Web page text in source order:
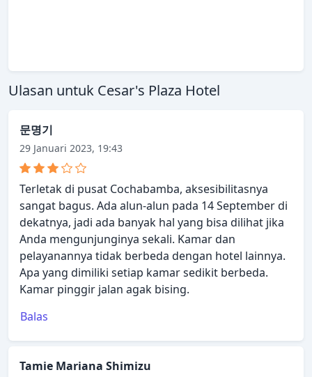
Ulasan untuk Cesar's Plaza Hotel
문명기
29 Januari 2023, 19:43
Terletak di pusat Cochabamba, aksesibilitasnya
sangat bagus. Ada alun-alun pada 14 September di
dekatnya, jadi ada banyak hal yang bisa dilihat jika
Anda mengunjunginya sekali. Kamar dan
pelayanannya tidak berbeda dengan hotel lainnya.
Apa yang dimiliki setiap kamar sedikit berbeda.
Kamar pinggir jalan agak bising.
Balas
Tamie Mariana Shimizu